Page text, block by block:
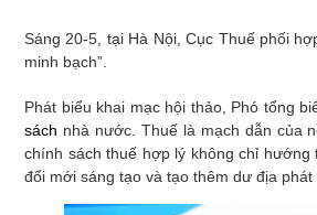
Emagazine
Sáng 20-5, tại Hà Nội, Cục Thuế phối
minh bạch”.
Phát biểu khai mạc hội thảo, Phó tổng
sách nhà nước. Thuế là mạch dẫn của
chính sách thuế hợp lý không chỉ
đổi mới sáng tạo và tạo thêm dư địa